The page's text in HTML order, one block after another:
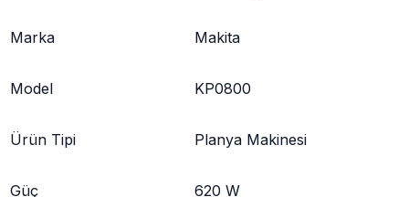
Marka Makita
Model KP0800
Ürün Tipi Planya Makinesi
Güç 620 W